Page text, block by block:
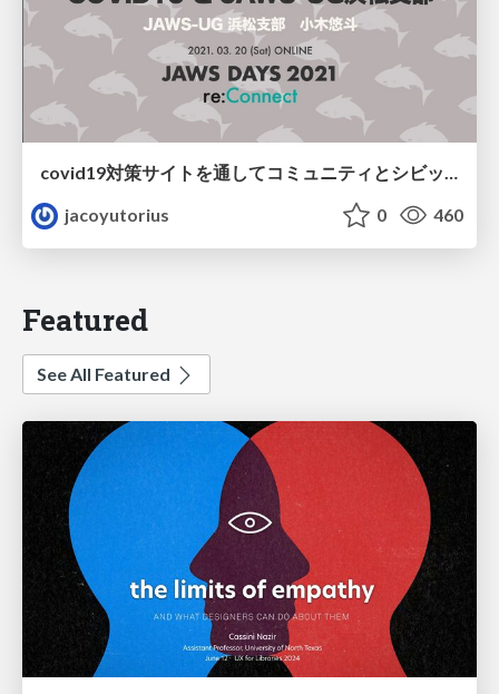
covid19対策サイトを通してコミュニティとシビックテックのあり方について思うこと
jacoyutorius
0 460
Featured
See All Featured